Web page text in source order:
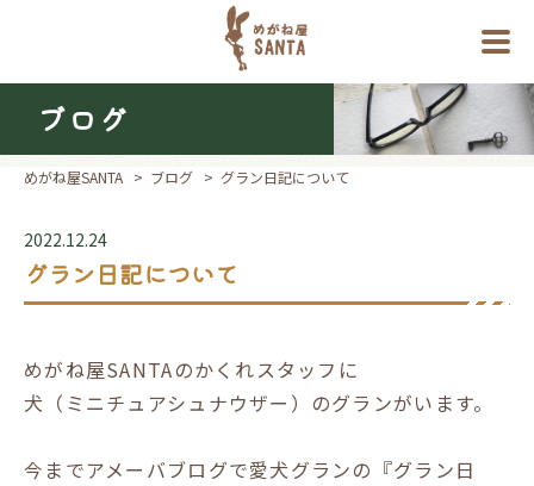
ブログ
めがね屋SANTA > ブログ > グラン日記について
2022.12.24
グラン日記について
めがね屋SANTAのかくれスタッフに
犬（ミニチュアシュナウザー）のグランがいます。
今までアメーバブログで愛犬グランの『グラン日